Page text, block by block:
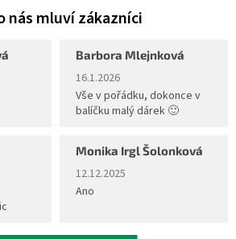
5 z 5 hvězdiček.
Barbora Mlejnková
Hodnocení obchodu je 5 z 5
16.1.2026
Vše v pořádku, dokonce v
balíčku malý dárek 🙂
5 z 5 hvězdiček.
Monika Irgl Šolonková
Hodnocení obchodu je 5 z 5
12.12.2025
Ano